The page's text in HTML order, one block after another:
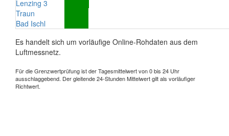
Lenzing 3
Traun
Bad Ischl
Es handelt sich um vorläufige Online-Rohdaten aus dem
Luftmessnetz.
Für die Grenzwertprüfung ist der Tagesmittelwert von 0 bis 24 Uhr
ausschlaggebend. Der gleitende 24-Stunden Mittelwert gilt als vorläufiger
Richtwert.